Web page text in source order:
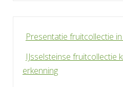
Presentatie fruitcollectie
IJsselsteinse fruitcollectie
erkenning